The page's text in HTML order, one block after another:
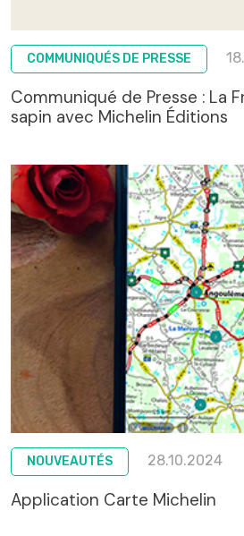
COMMUNIQUÉS DE PRESSE
Communiqué de Presse : La
sapin avec Michelin Éditions
NOUVEAUTÉS 28.10.2024
Application Carte Michelin